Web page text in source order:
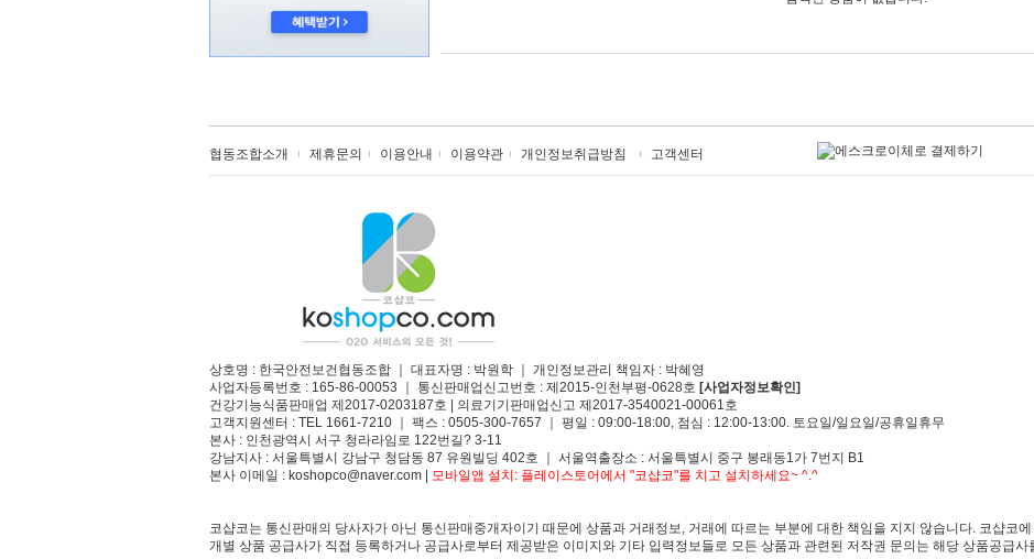
협동조합소개 제휴문의 이용안내 이용약관 개인정보취급방침 고객센터
상호명 : 한국안전보건협동조합 ｜ 대표자명 : 박원학 ｜ 개인정보관리 책임자 : 박혜영
사업자등록번호 : 165-86-00053 ｜ 통신판매업신고번호 : 제2015-인천부평-0628호 [사업자정보확인]
건강기능식품판매업 제2017-0203187호 | 의료기기판매업신고 제2017-3540021-00061호
고객지원센터 : TEL 1661-7210 ｜ 팩스 : 0505-300-7657 ｜ 평일 : 09:00-18:00, 점심 : 12:00-13:00. 토요일/일요일/공휴일휴무
본사 : 인천광역시 서구 청라라임로 122번길? 3-11
강남지사 : 서울특별시 강남구 청담동 87 유원빌딩 402호 ｜ 서울역출장소 : 서울특별시 중구 봉래동1가 7번지 B1
본사 이메일 : koshopco@naver.com | 모바일앱 설치: 플레이스토어에서 "코샵코"를 치고 설치하세요~ ^.^
코샵코는 통신판매의 당사자가 아닌 통신판매중개자이기 때문에 상품과 거래정보, 거래에 따르는 부분에 대한 책임을 지지 않습니다. 코샵코
개별 상품 공급사가 직접 등록하거나 공급사로부터 제공받은 이미지와 기타 입력정보들로 모든 상품과 관련된 저작권 문의는 해당 상품공급